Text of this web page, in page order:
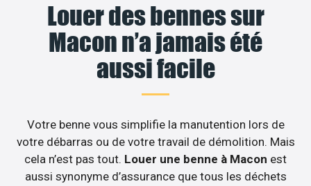
Louer des bennes sur
Macon n’a jamais été
aussi facile
Votre benne vous simplifie la manutention lors de
votre débarras ou de votre travail de démolition. Mais
cela n’est pas tout. Louer une benne à Macon est
aussi synonyme d’assurance que tous les déchets